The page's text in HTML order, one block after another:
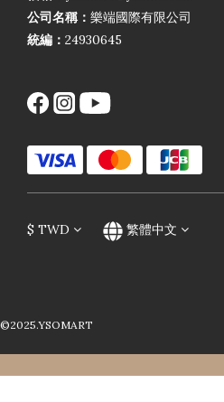
公司名稱： 樂端國際有限公司
統編： 24930645
$ TWD 繁體中文
©2025.YSOMART